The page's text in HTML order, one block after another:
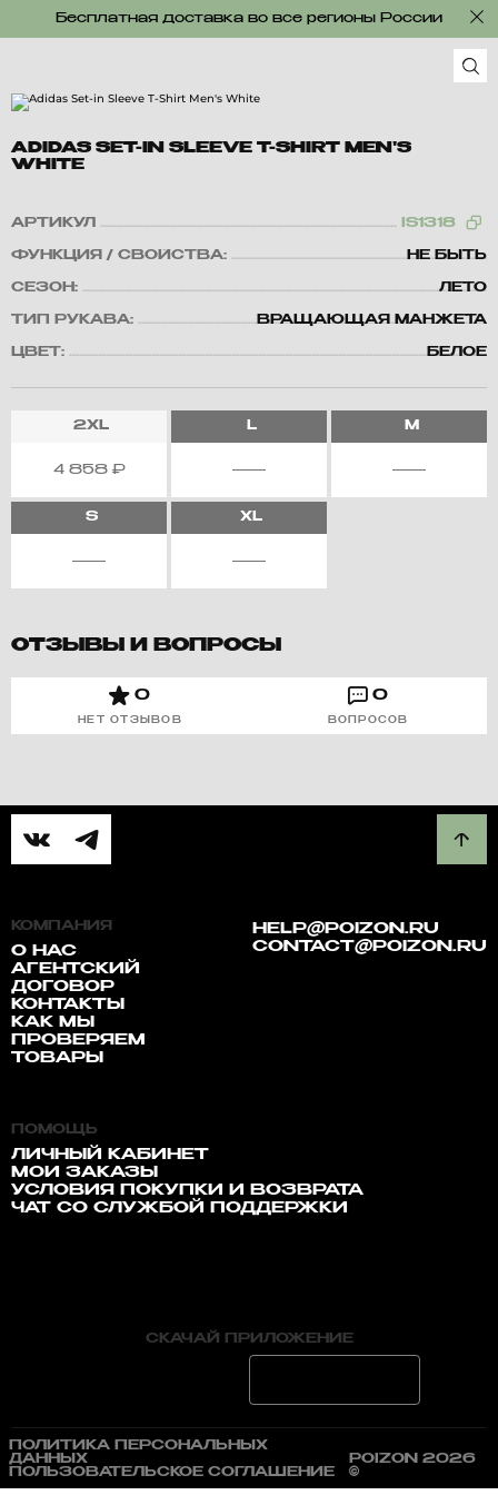
Бесплатная доставка во все регионы России
ADIDAS SET-IN SLEEVE T-SHIRT MEN'S
WHITE
АРТИКУЛ IS1318
ФУНКЦИЯ / СВОЙСТВА: НЕ БЫТЬ
СЕЗОН: ЛЕТО
ТИП РУКАВА: ВРАЩАЮЩАЯ МАНЖЕТА
ЦВЕТ: БЕЛОЕ
2XL
4 858 ₽
L M
S XL
ОТЗЫВЫ И ВОПРОСЫ
0
НЕТ ОТЗЫВОВ
0
ВОПРОСОВ
КОМПАНИЯ
О НАС
АГЕНТСКИЙ
ДОГОВОР
КОНТАКТЫ
КАК МЫ
ПРОВЕРЯЕМ
ТОВАРЫ
HELP@POIZON.RU
CONTACT@POIZON.RU
ПОМОЩЬ
ЛИЧНЫЙ КАБИНЕТ
МОИ ЗАКАЗЫ
УСЛОВИЯ ПОКУПКИ И ВОЗВРАТА
ЧАТ СО СЛУЖБОЙ ПОДДЕРЖКИ
СКАЧАЙ ПРИЛОЖЕНИЕ
ПОЛИТИКА ПЕРСОНАЛЬНЫХ
ДАННЫХ
ПОЛЬЗОВАТЕЛЬСКОЕ СОГЛАШЕНИЕ
POIZON 2026
©